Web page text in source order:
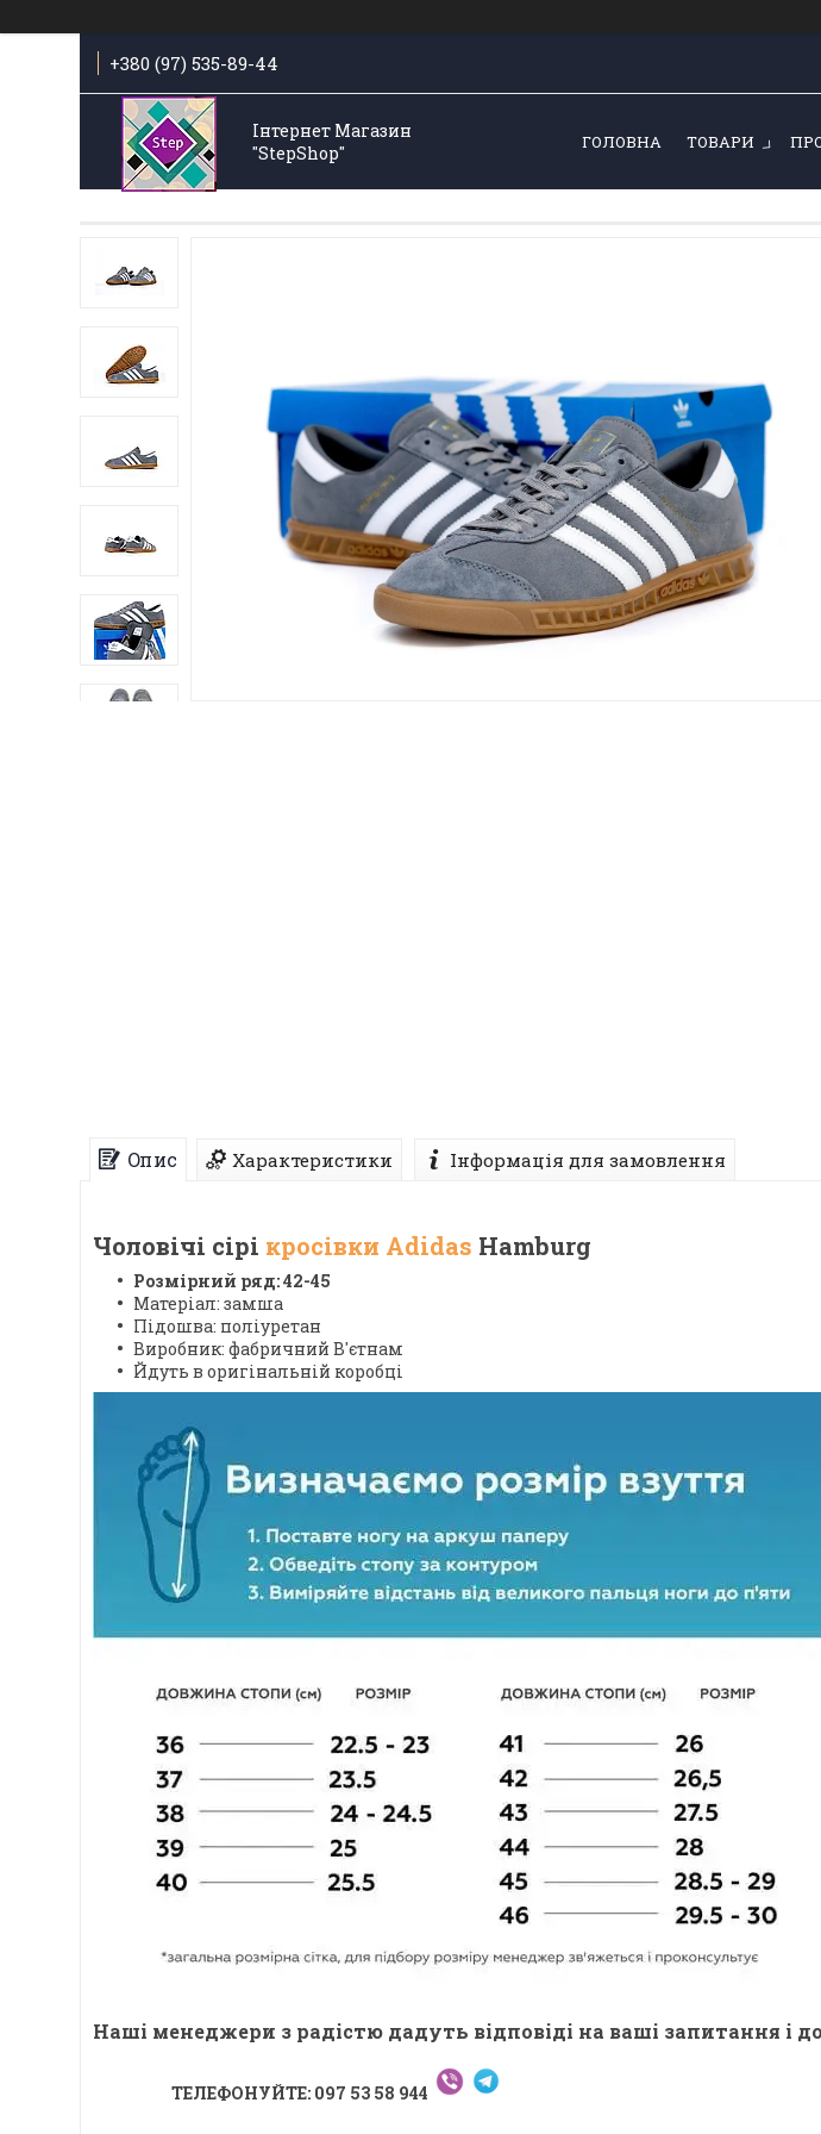
+380 (97) 535-89-44
Інтернет Магазин
"StepShop"
ГОЛОВНА ТОВАРИ
Опис Характеристики Інформація для замовлення
Чоловічі сірі кросівки Adidas Hamburg
Розмірний ряд: 42-45
Матеріал: замша
Підошва: поліуретан
Виробник: фабричний В'єтнам
Йдуть в оригінальній коробці
Наші менеджери з радістю дадуть відповіді на ваші запитання і
ТЕЛЕФОНУЙТЕ: 097 53 58 944